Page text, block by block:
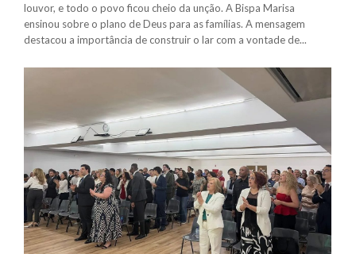
louvor, e todo o povo ficou cheio da unção. A Bispa Marisa
ensinou sobre o plano de Deus para as famílias. A mensagem
destacou a importância de construir o lar com a vontade de...